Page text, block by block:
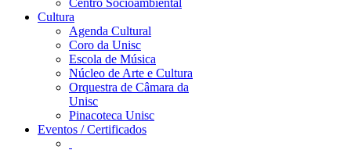
Centro Socioambiental
Cultura
Agenda Cultural
Coro da Unisc
Escola de Música
Núcleo de Arte e Cultura
Orquestra de Câmara da
Unisc
Pinacoteca Unisc
Eventos / Certificados